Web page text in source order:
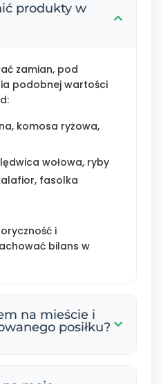
produkty w
zamian, pod
podobnej wartości
komosa ryżowa,
wołowa, ryby
fasolka
i
bilans w
na mieście i
posiłku?